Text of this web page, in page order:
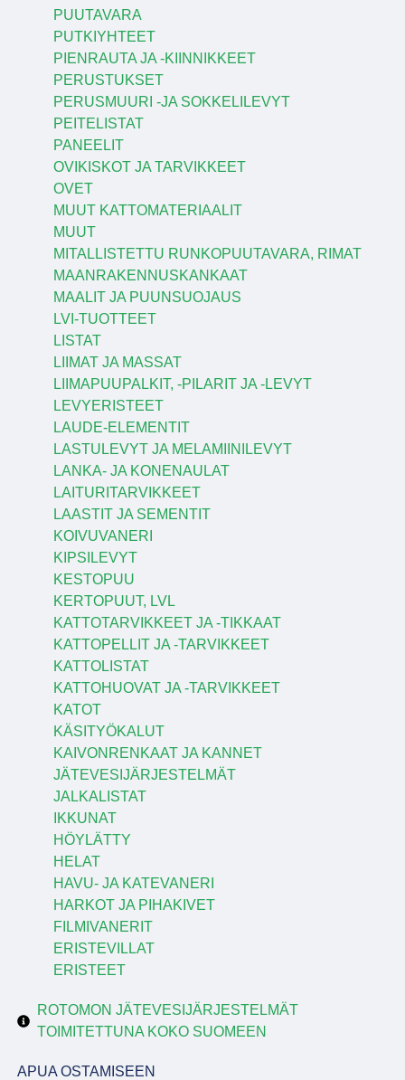
PUUTAVARA
PUTKIYHTEET
PIENRAUTA JA -KIINNIKKEET
PERUSTUKSET
PERUSMUURI -JA SOKKELILEVYT
PEITELISTAT
PANEELIT
OVIKISKOT JA TARVIKKEET
OVET
MUUT KATTOMATERIAALIT
MUUT
MITALLISTETTU RUNKOPUUTAVARA, RIMAT
MAANRAKENNUSKANKAAT
MAALIT JA PUUNSUOJAUS
LVI-TUOTTEET
LISTAT
LIIMAT JA MASSAT
LIIMAPUUPALKIT, -PILARIT JA -LEVYT
LEVYERISTEET
LAUDE-ELEMENTIT
LASTULEVYT JA MELAMIINILEVYT
LANKA- JA KONENAULAT
LAITURITARVIKKEET
LAASTIT JA SEMENTIT
KOIVUVANERI
KIPSILEVYT
KESTOPUU
KERTOPUUT, LVL
KATTOTARVIKKEET JA -TIKKAAT
KATTOPELLIT JA -TARVIKKEET
KATTOLISTAT
KATTOHUOVAT JA -TARVIKKEET
KATOT
KÄSITYÖKALUT
KAIVONRENKAAT JA KANNET
JÄTEVESIJÄRJESTELMÄT
JALKALISTAT
IKKUNAT
HÖYLÄTTY
HELAT
HAVU- JA KATEVANERI
HARKOT JA PIHAKIVET
FILMIVANERIT
ERISTEVILLAT
ERISTEET
ROTOMON JÄTEVESIJÄRJESTELMÄT
TOIMITETTUNA KOKO SUOMEEN
APUA OSTAMISEEN